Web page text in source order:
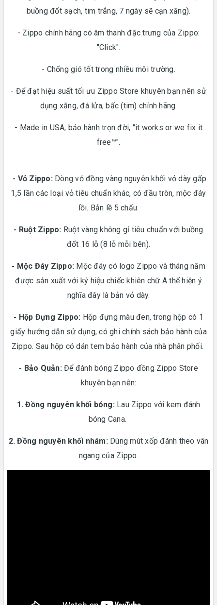
buồng đốt sạch, tim trắng, 7 ngày sẽ cạn xăng).
- Zippo chính hãng có âm thanh đặc trưng của Zippo:
"Click".
- Chống gió tốt trong nhiều môi trường.
- Để đạt hiệu suất tối ưu Zippo Store khuyên bạn nên sử
dụng xăng, đá lửa, bấc (tim) chính hãng.
- Made in USA, bảo hành trọn đời, "it works or we fix it
free™".
- Vỏ Zippo: Dòng vỏ đồng vàng nguyên khối vỏ dày gấp
1,5 lần các loại vỏ tiêu chuẩn khác, có đầu tròn, mộc đáy
lồi. Bản lề 5 chấu.
- Ruột Zippo: Ruột vàng không gỉ tiêu chuẩn với buồng
đốt 16 lỗ (8 lỗ mỗi bên).
- Mộc Đáy Zippo: Mộc đáy có logo Zippo và tháng năm
được sản xuất với ký hiệu chiếc khiên chữ A thể hiện ý
nghĩa đây là bản vỏ dày.
- Hộp Đựng Zippo: Hộp đựng màu đen, trong hộp có 1
giấy hướng dẫn sử dụng, có ghi chính sách bảo hành của
Zippo. Sau hộp có dán tem bảo hành của nhà phân phối.
- Bảo Quản: Để đánh bóng Zippo đồng Zippo Store
khuyên bạn nên:
1. Đồng nguyên khối bóng: Lau Zippo với kem đánh
bóng Cana.
2. Đồng nguyên khối nhám: Dùng mút xốp đánh theo vân
ngang của Zippo.